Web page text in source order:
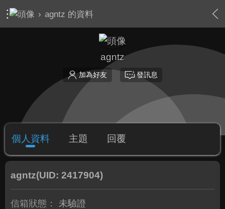
› agntz 的資料
agntz
加為好友 發訊息
個人資料 主題 回覆
agntz(UID: 2417904)
信箱狀態： 未驗證